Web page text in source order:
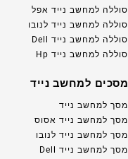
סוללה למחשב נייד אפל
סוללה למחשב נייד לנובו
סוללה למחשב נייד Dell
סוללה למחשב נייד Hp
מסכים למחשב נייד
מסך למחשב נייד
מסך למחשב נייד אסוס
מסך למחשב נייד לנובו
מסך למחשב נייד Dell